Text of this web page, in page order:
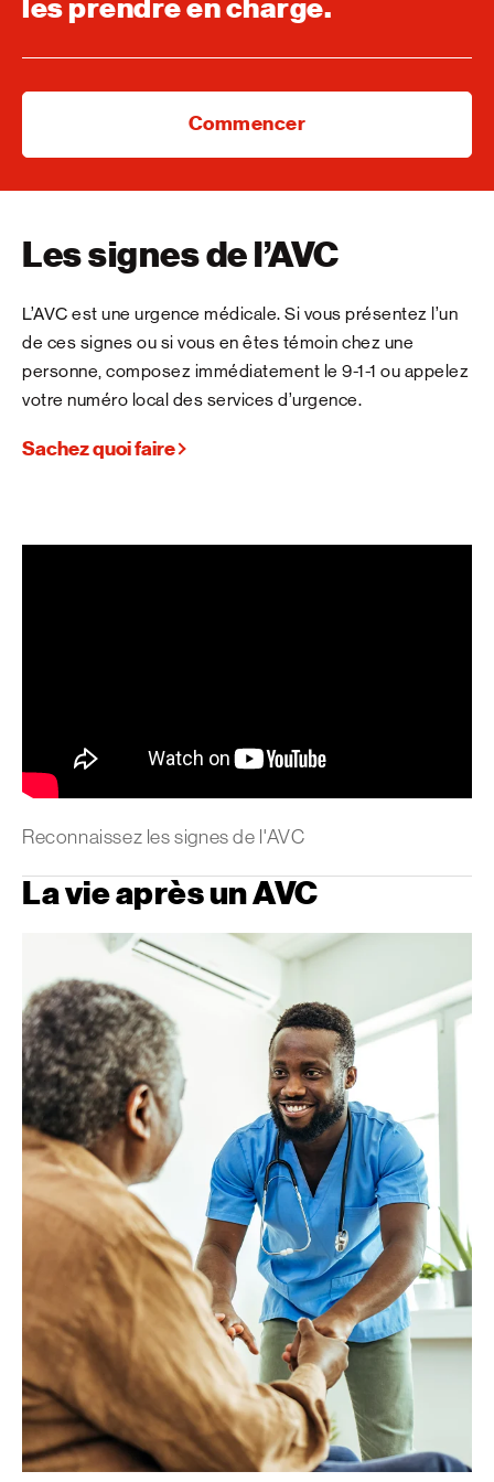
les prendre en charge.
Commencer
Les signes de l’AVC
L’AVC est une urgence médicale. Si vous présentez l’un
de ces signes ou si vous en êtes témoin chez une
personne, composez immédiatement le 9-1-1 ou appelez
votre numéro local des services d’urgence.
Sachez quoi faire
Reconnaissez les signes de l'AVC
La vie après un AVC